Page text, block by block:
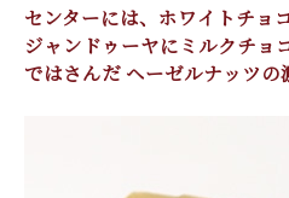
センターには、ホワイトチョ
ジャンドゥーヤにミルクチョ
ではさんだ ヘーゼルナッツの